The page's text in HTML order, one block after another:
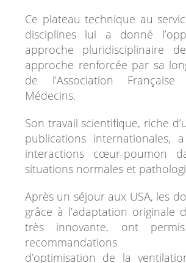
Ce plateau technique au
disciplines lui a donné
approche pluridisciplinaire
approche renforcée par sa
de l’Association
Médecins.
Son travail scientifique, riche
publications internationales,
interactions cœur-poumon
situations normales et
Après un séjour aux USA, les
grâce à l’adaptation originale
très innovante, ont
recommandations
d’optimisation de la